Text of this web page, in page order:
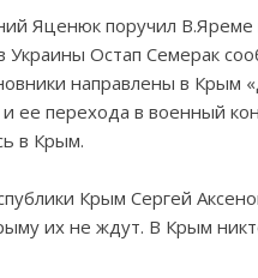
Яценюк поручил
Остап Семерак
направлены в Крым
ее перехода в военный
в Крым.
Крым Сергей
их не ждут. В Крым